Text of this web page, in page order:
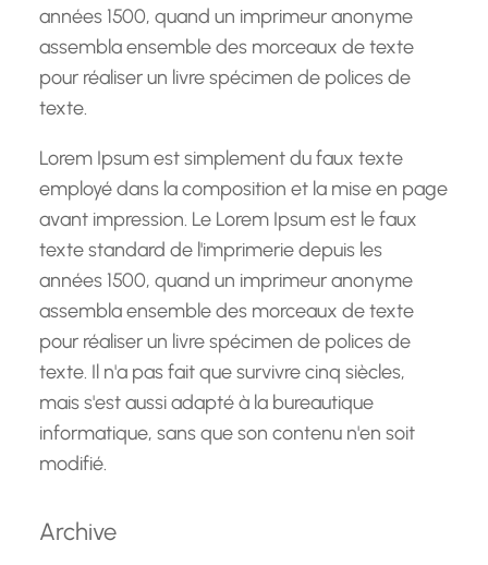
années 1500, quand un imprimeur anonyme
assembla ensemble des morceaux de texte
pour réaliser un livre spécimen de polices de
texte.
Lorem Ipsum est simplement du faux texte
employé dans la composition et la mise en page
avant impression. Le Lorem Ipsum est le faux
texte standard de l'imprimerie depuis les
années 1500, quand un imprimeur anonyme
assembla ensemble des morceaux de texte
pour réaliser un livre spécimen de polices de
texte. Il n'a pas fait que survivre cinq siècles,
mais s'est aussi adapté à la bureautique
informatique, sans que son contenu n'en soit
modifié.
Archive